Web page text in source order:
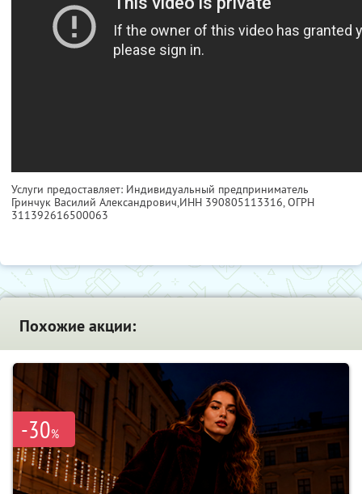
Услуги предоставляет: Индивидуальный предприниматель
Гринчук Василий Александрович,ИНН 390805113316, ОГРН
311392616500063
Похожие акции:
-30%